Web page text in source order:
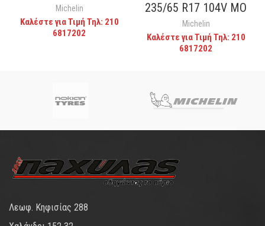
Michelin
Καλέστε για Τιμή Τηλ: 210
6817202
235/65 R17 104V MO
Michelin
Καλέστε για Τιμή Τηλ: 210
6817202
Λεωφ. Κηφισίας 288